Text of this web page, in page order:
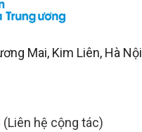
Mai, Kim Liên, Hà Nội
hệ cộng tác)